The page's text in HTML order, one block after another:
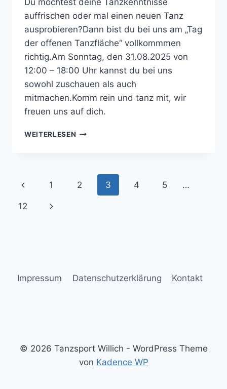
auffrischen oder mal einen neuen Tanz
ausprobieren?Dann bist du bei uns am „Tag
der offenen Tanzfläche“ vollkommmen
richtig.Am Sonntag, den 31.08.2025 von
12:00 – 18:00 Uhr kannst du bei uns
sowohl zuschauen als auch
mitmachen.Komm rein und tanz mit, wir
freuen uns auf dich.
WEITERLESEN TAG
Seitennavigation
Vorherige
Seite
1 2 3 4 5 …
12
Nächste
Impressum Datenschutzerklärung Kontakt
© 2026 Tanzsport Willich - WordPress Theme
von Kadence WP